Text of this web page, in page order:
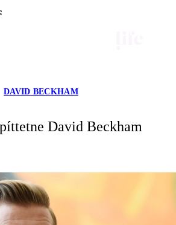
DAVID BECKHAM
David Beckham